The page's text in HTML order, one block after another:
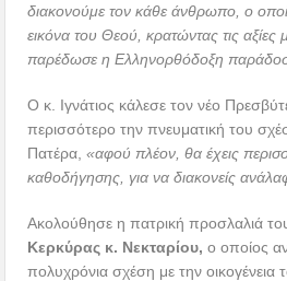
διακονούμε τον κάθε άνθρωπο, ο
εικόνα του Θεού, κρατώντας τις
παρέδωσε η Ελληνορθόδοξη
Ο κ. Ιγνάτιος κάλεσε τον νέο
περισσότερο την πνευματική του
Πατέρα,«αφού πλέον, θα έχεις
καθοδήγησης, για να διακονείς
Ακολούθησε η πατρική προσλαλιά
Κερκύρας κ. Νεκταρίου, ο οποίος
πολυχρόνια σχέση με την οικογένεια